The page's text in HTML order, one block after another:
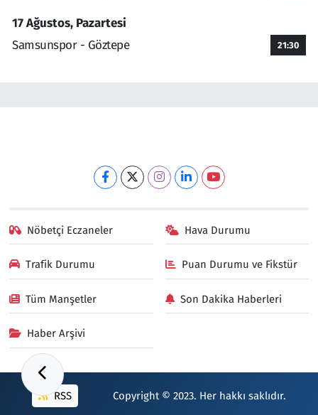
17 Ağustos, Pazartesi
Samsunspor - Göztepe
21:30
Nöbetçi Eczaneler Hava Durumu
Trafik Durumu Puan Durumu ve Fikstür
Tüm Manşetler Son Dakika Haberleri
Haber Arşivi
RSS Copyright © 2023. Her hakkı saklıdır.